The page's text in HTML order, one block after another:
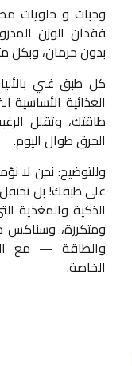
وجبات و حلويات
فقدان الوزن
بدون حرمان، وبكل
كل طبق غني
الغذائية
طاقتك، وتقلل
الحرق طوال اليوم.
وللتوضيح: نحن لا
على طبقك! بل نحتفل
الذكية والمغذية
ومتكررة، وسناكس
والطاقة — مع
الخاصة.